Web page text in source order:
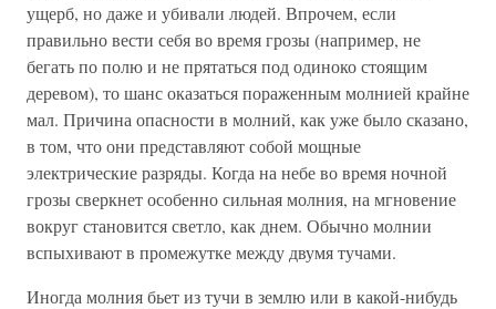
ущерб, но даже и убивали людей. Впрочем, если
правильно вести себя во время грозы (например, не
бегать по полю и не прятаться под одиноко стоящим
деревом), то шанс оказаться пораженным молнией крайне
мал. Причина опасности в молний, как уже было сказано,
в том, что они представляют собой мощные
электрические разряды. Когда на небе во время ночной
грозы сверкнет особенно сильная молния, на мгновение
вокруг становится светло, как днем. Обычно молнии
вспыхивают в промежутке между двумя тучами.
Иногда молния бьет из тучи в землю или в какой-нибудь